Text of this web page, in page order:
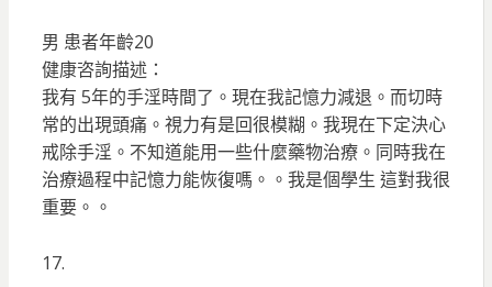
男 患者年齡20
健康咨詢描述：
我有 5年的手淫時間了。現在我記憶力減退。而切時
常的出現頭痛。視力有是回很模糊。我現在下定決心
戒除手淫。不知道能用一些什麼藥物治療。同時我在
治療過程中記憶力能恢復嗎。。我是個學生 這對我很
重要。。
17.